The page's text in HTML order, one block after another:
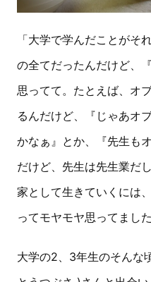
「大学で学んだことがそ
の全てだったんだけど、
思ってて。たとえば、オ
るんだけど、『じゃあオ
かなぁ』とか、『先生も
だけど、先生は先生業だ
家として生きていくには
ってモヤモヤ思ってました
大学の2、3年生のそんな